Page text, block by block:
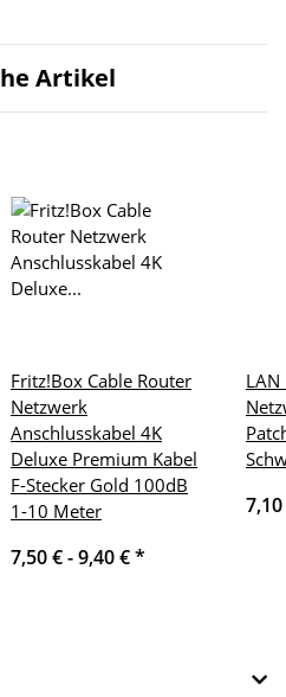
Artikel
Fritz!Box Cable Router
Netzwerk
Anschlusskabel 4K
Deluxe Premium Kabel
F-Stecker Gold 100dB
1-10 Meter
7,50 € -9,40 €*
LAN